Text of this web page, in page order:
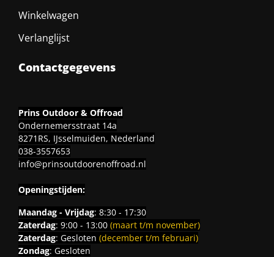
Winkelwagen
Verlanglijst
Contactgegevens
Prins Outdoor & Offroad
Ondernemersstraat 14a
8271RS, IJsselmuiden, Nederland
038-3557653
info@prinsoutdoorenoffroad.nl
Openingstijden:
Maandag - Vrijdag: 8:30 - 17:30
Zaterdag: 9:00 - 13:00 (maart t/m november)
Zaterdag: Gesloten (december t/m februari)
Zondag: Gesloten